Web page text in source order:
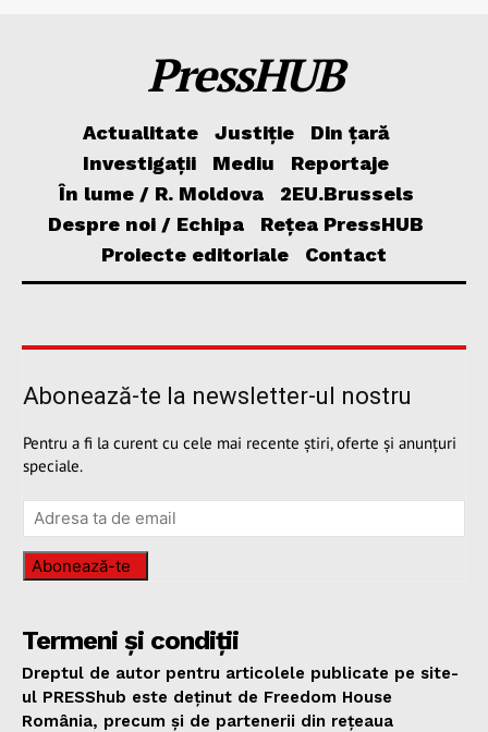
PressHUB
Actualitate Justiție
Din țară
Investigații
Mediu
Reportaje
În lume / R. Moldova
2EU.Brussels
Despre noi / Echipa
Rețea PressHUB
Proiecte editoriale
Contact
Abonează-te la newsletter-ul nostru
Pentru a fi la curent cu cele mai recente știri, oferte și anunțuri
speciale.
Abonează-te
Termeni și condiții
Dreptul de autor pentru articolele publicate pe site-
ul PRESShub este deținut de Freedom House
România, precum și de partenerii din rețeaua